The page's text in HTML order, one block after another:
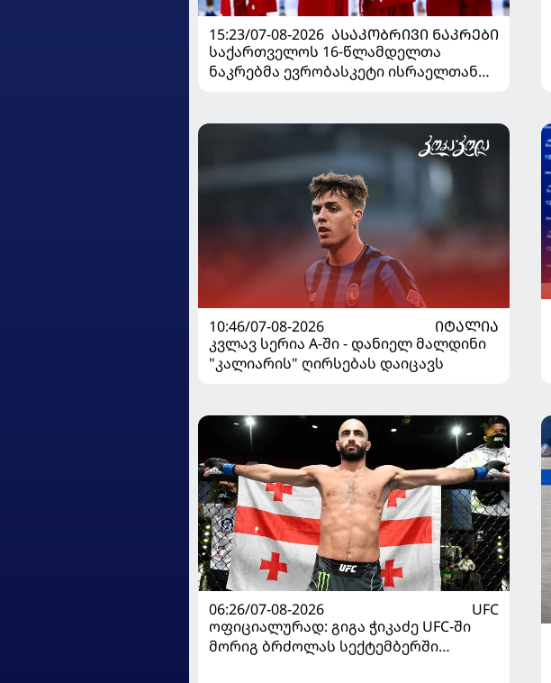
15:23/07-08-2026 ᲐᲡᲐᲙᲝᲑᲠᲘᲕᲘ ᲜᲐᲙᲠᲔᲑᲘ
საქართველოს 16-წლამდელთა
ნაკრებმა ევრობასკეტი ისრაელთან
10:46/07-08-2026
ᲘᲢᲐᲚᲘᲐ
კვლავ სერია A-ში - დანიელ მალდინი
"კალიარის" ღირსებას დაიცავს
06:26/07-08-2026
UFC
ოფიციალურად: გიგა ჭიკაძე UFC-ში
მორიგ ბრძოლას სექტემბერში